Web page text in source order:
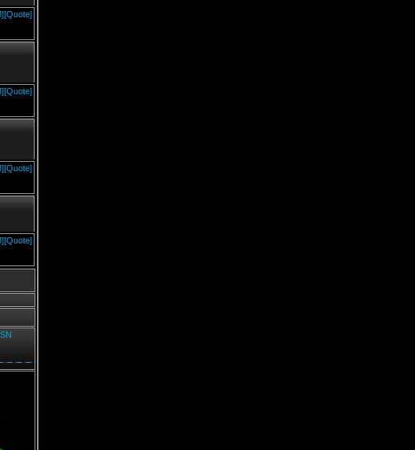
[Quote]
[Quote]
[Quote]
[Quote]